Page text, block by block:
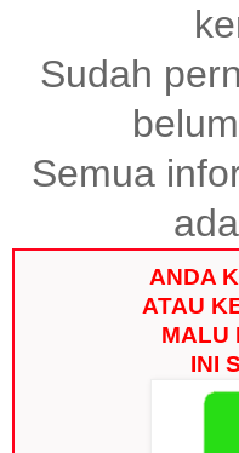
Sudah
Semua
ANDA
ATAU
MALU
INI